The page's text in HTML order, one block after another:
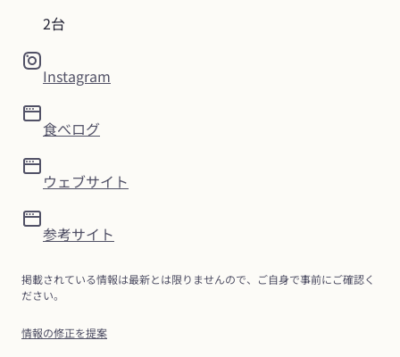
2台
Instagram
食べログ
ウェブサイト
参考サイト
掲載されている情報は最新とは限りませんので、ご自身で事前にご確認く
ださい。
情報の修正を提案